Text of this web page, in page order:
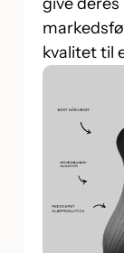
kvalitet til